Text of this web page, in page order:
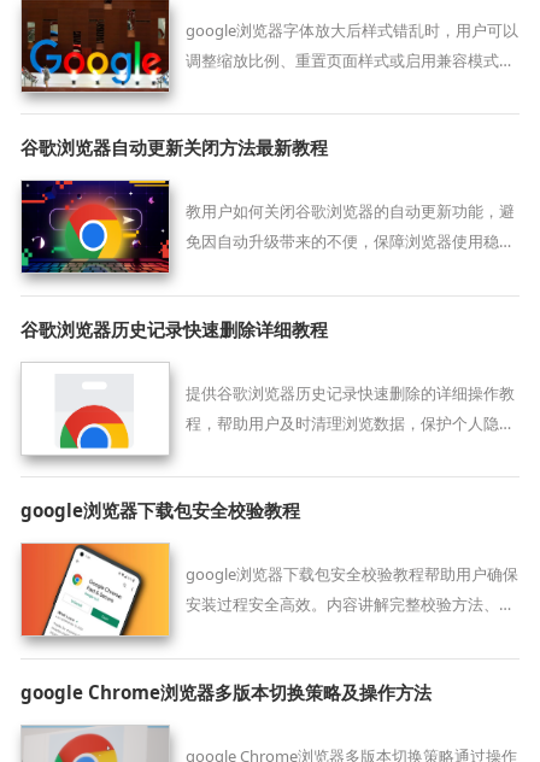
google浏览器字体放大后样式错乱时，用户可以
调整缩放比例、重置页面样式或启用兼容模式修
谷歌浏览器自动更新关闭方法最新教程
教用户如何关闭谷歌浏览器的自动更新功能，避
免因自动升级带来的不便，保障浏览器使用稳定
谷歌浏览器历史记录快速删除详细教程
提供谷歌浏览器历史记录快速删除的详细操作教
程，帮助用户及时清理浏览数据，保护个人隐私
google浏览器下载包安全校验教程
google浏览器下载包安全校验教程帮助用户确保
安装过程安全高效。内容讲解完整校验方法、安
google Chrome浏览器多版本切换策略及操作方法
google Chrome浏览器多版本切换策略通过操作